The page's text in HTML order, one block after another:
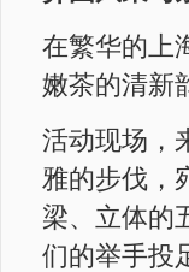
在繁华的上
嫩茶的清新
活动现场，
雅的步伐，
梁、立体的
们的举手投